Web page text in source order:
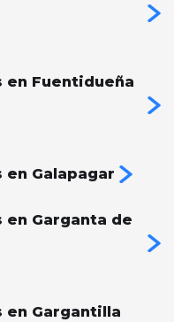
en Fuentidueña
en Galapagar
en Garganta de
en Gargantilla